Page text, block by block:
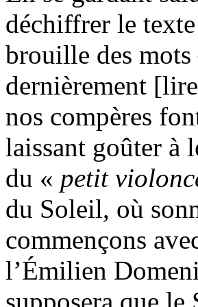
déchiffrer le
brouille des
dernièrement [lire
nos compères
laissant goûter à
du « petit
du Soleil, où
commençons
l’Émilien